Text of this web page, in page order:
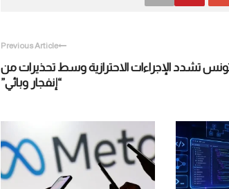
Previous Article
تشدد الإجراءات الاحترازية وسط تحذيرات من
“إنفجار وبائي”